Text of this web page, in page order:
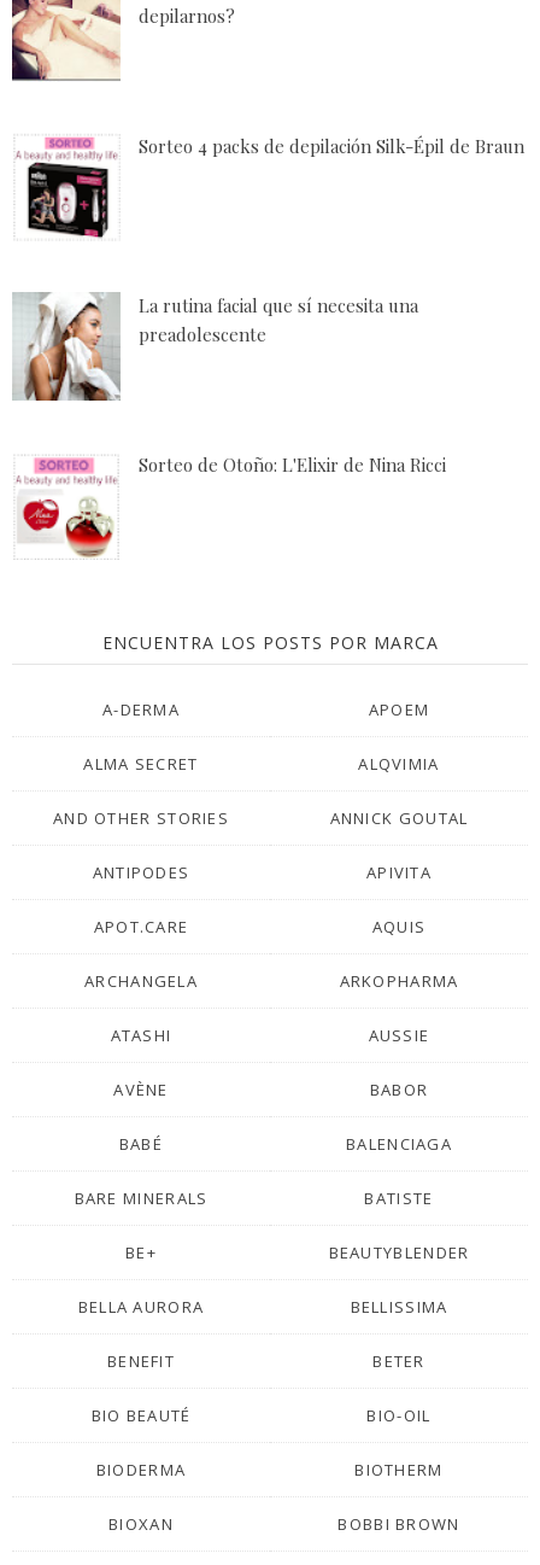
depilarnos?
Sorteo 4 packs de depilación Silk-Épil de Braun
La rutina facial que sí necesita una
preadolescente
Sorteo de Otoño: L'Elixir de Nina Ricci
ENCUENTRA LOS POSTS POR MARCA
A-DERMA APOEM
ALMA SECRET ALQVIMIA
AND OTHER STORIES ANNICK GOUTAL
ANTIPODES APIVITA
APOT.CARE AQUIS
ARCHANGELA ARKOPHARMA
ATASHI AUSSIE
AVÈNE BABOR
BABÉ BALENCIAGA
BARE MINERALS BATISTE
BE+ BEAUTYBLENDER
BELLA AURORA BELLISSIMA
BENEFIT BETER
BIO BEAUTÉ BIO-OIL
BIODERMA BIOTHERM
BIOXAN BOBBI BROWN